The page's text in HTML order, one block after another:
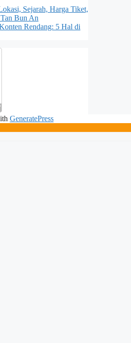
Sejarah, Harga Tiket,
Bun An
Rendang: 5 Hal di
GeneratePress